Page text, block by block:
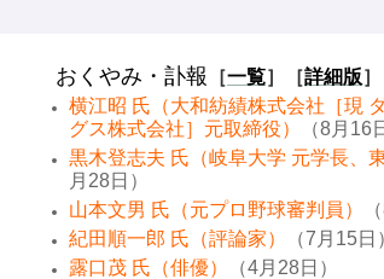
おくやみ・訃報 ［一覧］［詳細版］
横江昭 氏（大和紡績株式会社［現
グス株式会社］元取締役）
（8月16
黒木登志夫 氏（岐阜大学 元学長、
月28日）
山本文男 氏（元プロ野球審判員）
紀田順一郎 氏（評論家）
（7月15日
露口茂 氏（俳優）
（4月28日）